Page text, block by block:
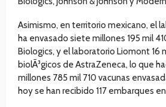
Asimismo, en territorio mexicano, el
ha envasado siete millones 195 mil
Biologics, y el laboratorio Liomont 16
biolÃ³gicos de AstraZeneca, lo que
millones 785 mil 710 vacunas
hoy se han recibido 117 embarques en